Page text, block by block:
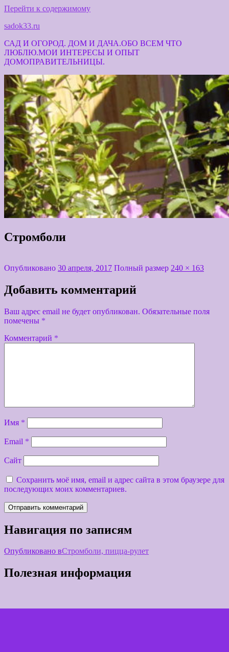
Перейти к содержимому
sadok33.ru
САД И ОГОРОД. ДОМ И ДАЧА.ОБО ВСЕМ ЧТО
ЛЮБЛЮ.МОИ ИНТЕРЕСЫ И ОПЫТ
ДОМОПРАВИТЕЛЬНИЦЫ.
Стромболи
Опубликовано 30 апреля, 2017 Полный размер 240 × 163
Добавить комментарий
Ваш адрес email не будет опубликован. Обязательные поля
помечены *
Комментарий *
Имя *
Email *
Сайт
Сохранить моё имя, email и адрес сайта в этом браузере для
последующих моих комментариев.
Навигация по записям
Опубликовано вСтромболи, пицца-рулет
Полезная информация